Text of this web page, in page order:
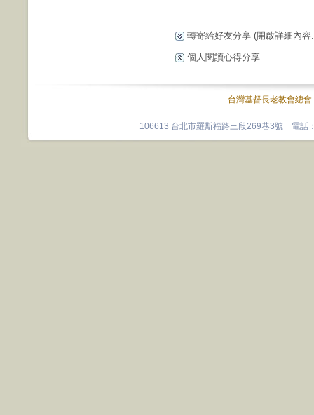
轉寄給好友分享 (開啟詳細內容
個人閱讀心得分享
台灣基督長老教會總會
106613 台北市羅斯福路三段269巷3號 電